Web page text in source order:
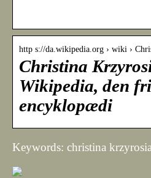
http s://da.wikipedia.org › wiki ›
Christina
Wikipedia, den
encyklopædi
Keywords: christina